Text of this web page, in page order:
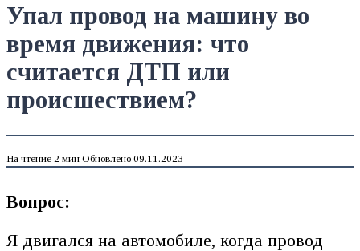
Упал провод на машину во
время движения: что
считается ДТП или
происшествием?
На чтение 2 мин Обновлено 09.11.2023
Вопрос:
Я двигался на автомобиле, когда провод